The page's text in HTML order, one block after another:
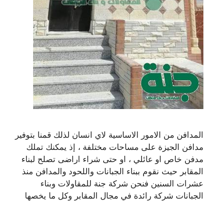
المدافن من الامور الاساسية لاي انسان لذلك قمنا بتوفير
مدافن الجيزة على مساحات مختلفة ، إذ يمكنك تملك
مدفن خاص او عائلي ، او حتى شراء اراضى تصلح لبناء
المقابر حيث نقوم ببناء الجبانات واللحود والمدافن منذ
عشرات السنين فنحن شركة جنة للمقاولات وبناء
الجبانات شركة رائدة في مجال المقابر وكل ما يخصها